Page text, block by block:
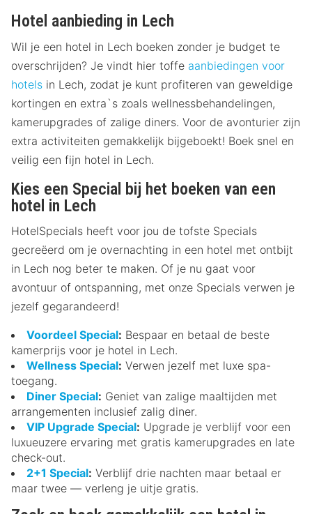
Hotel aanbieding in Lech
Wil je een hotel in Lech boeken zonder je budget te
overschrijden? Je vindt hier toffe aanbiedingen voor
hotels in Lech, zodat je kunt profiteren van geweldige
kortingen en extra`s zoals wellnessbehandelingen,
kamerupgrades of zalige diners. Voor de avonturier zijn
extra activiteiten gemakkelijk bijgeboekt! Boek snel en
veilig een fijn hotel in Lech.
Kies een Special bij het boeken van een
hotel in Lech
HotelSpecials heeft voor jou de tofste Specials
gecreëerd om je overnachting in een hotel met ontbijt
in Lech nog beter te maken. Of je nu gaat voor
avontuur of ontspanning, met onze Specials verwen je
jezelf gegarandeerd!
Voordeel Special: Bespaar en betaal de beste
kamerprijs voor je hotel in Lech.
Wellness Special: Verwen jezelf met luxe spa-
toegang.
Diner Special: Geniet van zalige maaltijden met
arrangementen inclusief zalig diner.
VIP Upgrade Special: Upgrade je verblijf voor een
luxueuzere ervaring met gratis kamerupgrades en late
check-out.
2+1 Special: Verblijf drie nachten maar betaal er
maar twee — verleng je uitje gratis.